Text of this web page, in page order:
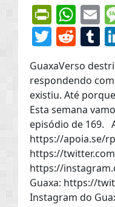
Twitter
GuaxaVerso
respondendo
existiu. Até
Esta semana
episódio de 169.
https://apoia.se/
https://
https://
Guaxa: https://
Instagram do